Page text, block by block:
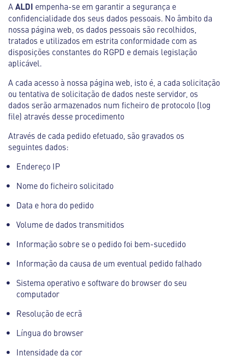
A ALDI empenha-se em garantir a segurança e
confidencialidade dos seus dados pessoais. No âmbito da
nossa página web, os dados pessoais são recolhidos,
tratados e utilizados em estrita conformidade com as
disposições constantes do RGPD e demais legislação
aplicável.
A cada acesso à nossa página web, isto é, a cada solicitação
ou tentativa de solicitação de dados neste servidor, os
dados serão armazenados num ficheiro de protocolo (log
file) através desse procedimento
Através de cada pedido efetuado, são gravados os
seguintes dados:
Endereço IP
Nome do ficheiro solicitado
Data e hora do pedido
Volume de dados transmitidos
Informação sobre se o pedido foi bem-sucedido
Informação da causa de um eventual pedido falhado
Sistema operativo e software do browser do seu
computador
Resolução de ecrã
Língua do browser
Intensidade da cor